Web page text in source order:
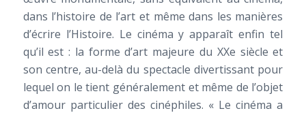
dans l’histoire de l’art et même dans les manières
d’écrire l’Histoire. Le cinéma y apparaît enfin tel
qu’il est : la forme d’art majeure du XXe siècle et
son centre, au-delà du spectacle divertissant pour
lequel on le tient généralement et même de l’objet
d’amour particulier des cinéphiles. « Le cinéma a